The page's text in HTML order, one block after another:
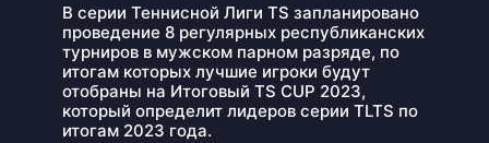
В серии Теннисной Лиги TS запланировано
проведение 8 регулярных республиканских
турниров в мужском парном разряде, по
итогам которых лучшие игроки будут
отобраны на Итоговый TS CUP 2023,
который определит лидеров серии TLTS по
итогам 2023 года.